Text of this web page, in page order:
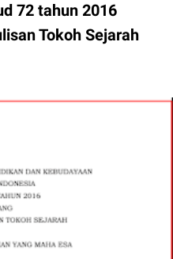
72 tahun 2016
Tokoh Sejarah